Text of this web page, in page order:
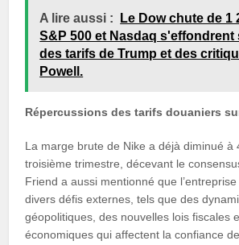
A lire aussi :
Le Dow chute de 1
S&P 500 et Nasdaq
des tarifs de Trump et des
Powell.
Répercussions des tarifs douaniers
La marge brute de Nike a déjà diminué à
troisième trimestre, décevant le
Friend a aussi mentionné que
divers défis externes, tels que des
géopolitiques, des nouvelles lois fiscales
économiques qui affectent la confiance